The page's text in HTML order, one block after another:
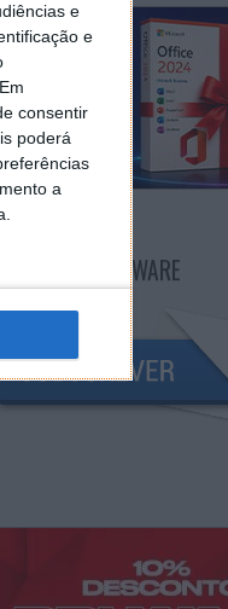
e
e
consentir
poderá
a
PPLWARE